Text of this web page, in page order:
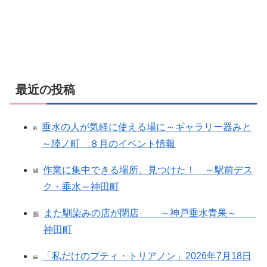
最近の投稿
垂水の人が気軽に使える場に～ギャラリー器みと
～陸ノ町 ８月のイベント情報
作業に集中できる場所、見つけた！ ～駅前デス
ク・垂水～神田町
また馴染みの店が閉店 ～神戸垂水青果～
神田町
「私だけのプティ・トリアノン」2026年7月18日